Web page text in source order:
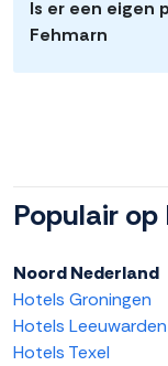
Is er een eigen
Fehmarn
Populair op
Noord Nederland
Hotels Groningen
Hotels Leeuwarden
Hotels Texel